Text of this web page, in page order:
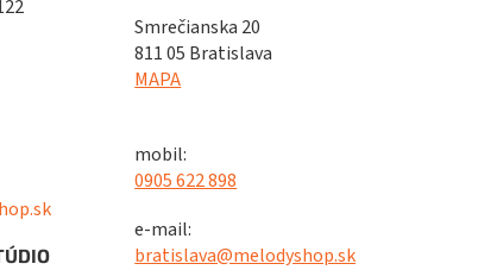
Smrečianska 20
811 05 Bratislava
MAPA
mobil:
0905 622 898
e-mail:
bratislava@melodyshop.sk